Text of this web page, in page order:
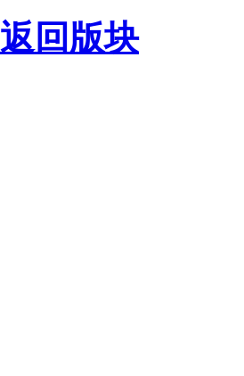
返回版块